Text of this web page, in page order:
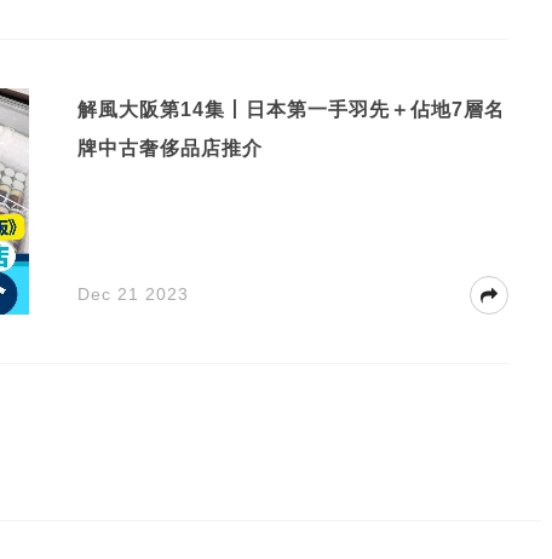
解風大阪第14集丨日本第一手羽先＋佔地7層名
牌中古奢侈品店推介
Dec 21 2023